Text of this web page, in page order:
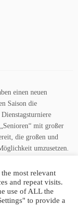
einen neuen
Saison die
mit großer
die großen und
umzusetzen.
most relevant
and repeat visits.
use of ALL the
to provide a